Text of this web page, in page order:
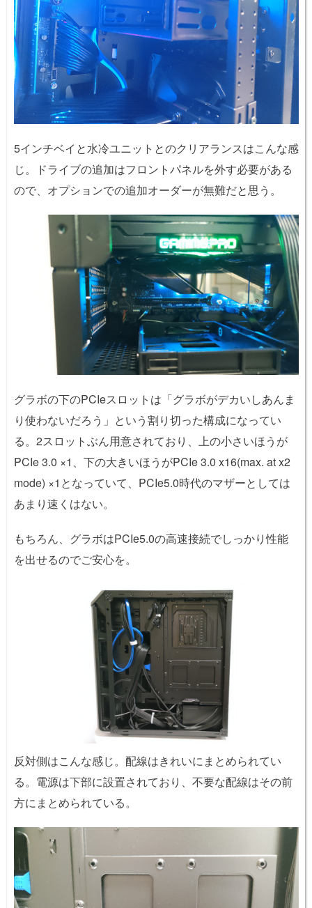
5インチベイと水冷ユニットとのクリアランスはこんな感
じ。ドライブの追加はフロントパネルを外す必要がある
ので、オプションでの追加オーダーが無難だと思う。
グラボの下のPCIeスロットは「グラボがデカいしあんま
り使わないだろう」という割り切った構成になってい
る。2スロットぶん用意されており、上の小さいほうが
PCIe 3.0 ×1、下の大きいほうがPCIe 3.0 x16(max. at x2
mode) ×1となっていて、PCIe5.0時代のマザーとしては
あまり速くはない。
もちろん、グラボはPCIe5.0の高速接続でしっかり性能
を出せるのでご安心を。
反対側はこんな感じ。配線はきれいにまとめられてい
る。電源は下部に設置されており、不要な配線はその前
方にまとめられている。